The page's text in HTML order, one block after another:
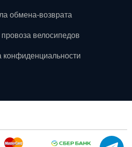
обмена-возврата
велосипедов
конфиденциальности